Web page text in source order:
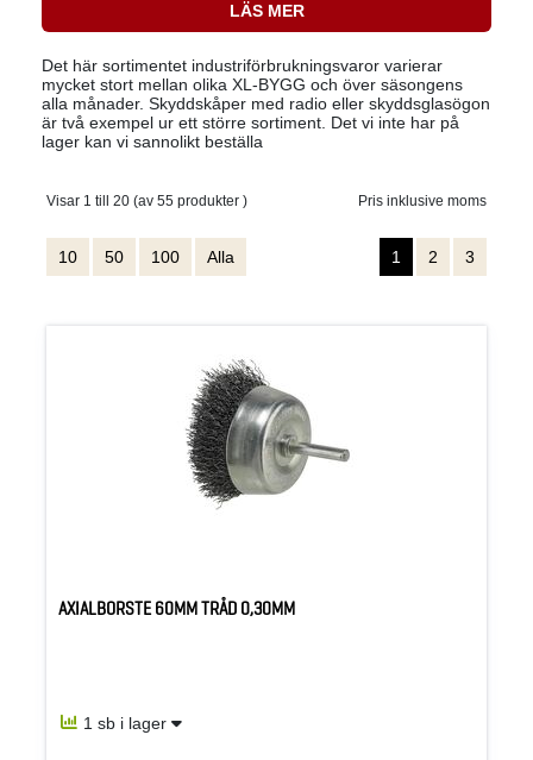
LÄS MER
Det här sortimentet industriförbrukningsvaror varierar
mycket stort mellan olika XL-BYGG och över säsongens
alla månader. Skyddskåper med radio eller skyddsglasögon
är två exempel ur ett större sortiment. Det vi inte har på
lager kan vi sannolikt beställa
Visar 1 till 20 (av 55 produkter ) Pris inklusive moms
10 50 100 Alla 1 2 3
AXIALBORSTE 60MM TRÅD 0,30MM
1 sb i lager